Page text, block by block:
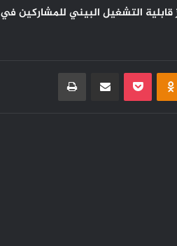
قابلية التشغيل البيني للمشاركين في
Odnoklassniki
‫Pocket مشاركة عبر البريد طباعة